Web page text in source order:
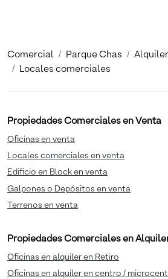
Comercial Parque Chas
Locales comerciales
Propiedades Comerciales en Venta
Oficinas en venta
Locales comerciales en venta
Edificio en Block en venta
Galpones o Depósitos en venta
Terrenos en venta
Propiedades Comerciales en
Oficinas en alquiler en Retiro
Oficinas en alquiler en centro /